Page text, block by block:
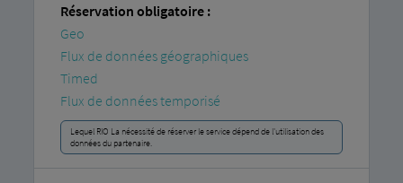
Réservation obligatoire :
Geo
Flux de données géographiques
Timed
Flux de données temporisé
Lequel RIO La nécessité de réserver le service dépend de l'utilisation des
données du partenaire.